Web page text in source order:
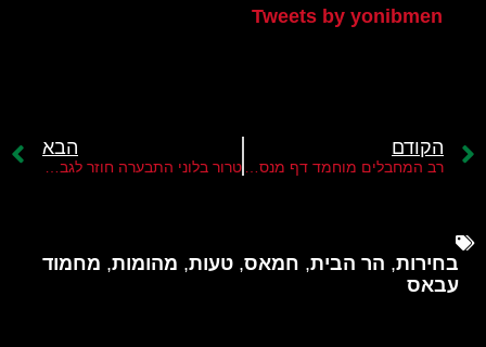
Tweets by yonibmen
הקודם
רב המחבלים מוחמד דף מנסה להרתיע את ישראל וליצור משוואה חדשה בעימות
הבא
טרור בלוני התבערה חוזר לגבול הרצועה
בחירות, הר הבית, חמאס, טעות, מהומות, מחמוד
עבאס